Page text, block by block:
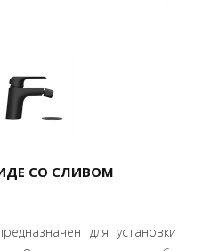
СО СЛИВОМ
для установки